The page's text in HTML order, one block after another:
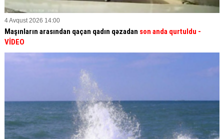
4 Avqust 2026 14:00
Maşınların arasından qaçan qadın qəzadan son anda qurtuldu -
VİDEO